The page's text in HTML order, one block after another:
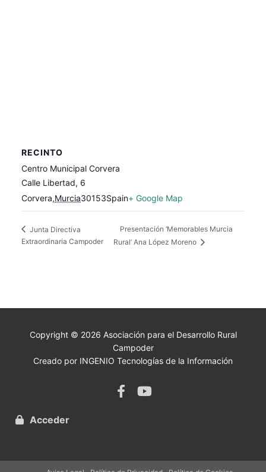
RECINTO
Centro Municipal Corvera
Calle Libertad, 6
Corvera,Murcia30153Spain+ Google Map
Junta Directiva
Extraordinaria Campoder
Presentación ‘Memorables Murcia
Rural’ Ana López Moreno
Copyright © 2026 Asociación para el Desarrollo Rural
Campoder
Creado por INGENIO Tecnologías de la Información
Acceder